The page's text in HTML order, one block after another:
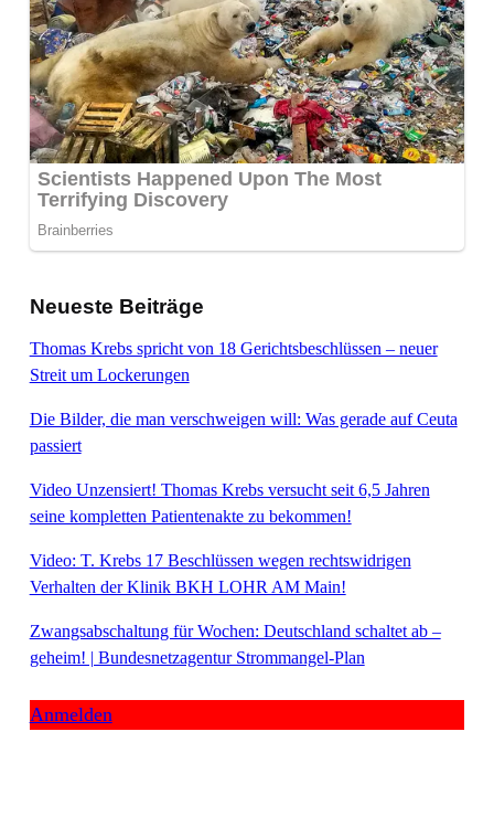
Neueste Beiträge
Thomas Krebs spricht von 18 Gerichtsbeschlüssen – neuer
Streit um Lockerungen
Die Bilder, die man verschweigen will: Was gerade auf Ceuta
passiert
Video Unzensiert! Thomas Krebs versucht seit 6,5 Jahren
seine kompletten Patientenakte zu bekommen!
Video: T. Krebs 17 Beschlüssen wegen rechtswidrigen
Verhalten der Klinik BKH LOHR AM Main!
Zwangsabschaltung für Wochen: Deutschland schaltet ab –
geheim! | Bundesnetzagentur Strommangel-Plan
Anmelden